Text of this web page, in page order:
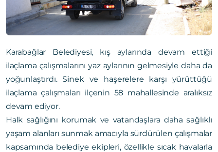
Karabağlar Belediyesi, kış aylarında devam ettiği
ilaçlama çalışmalarını yaz aylarının gelmesiyle daha da
yoğunlaştırdı. Sinek ve haşerelere karşı yürüttüğü
ilaçlama çalışmaları ilçenin 58 mahallesinde aralıksız
devam ediyor.
Halk sağlığını korumak ve vatandaşlara daha sağlıklı
yaşam alanları sunmak amacıyla sürdürülen çalışmalar
kapsamında belediye ekipleri, özellikle sıcak havalarla